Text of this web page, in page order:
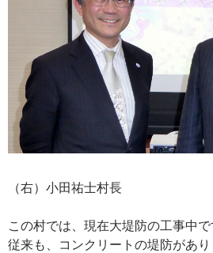
（右）小田祐士村長
この村では、現在大堤防の工事中で
従来も、コンクリートの堤防があ